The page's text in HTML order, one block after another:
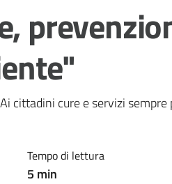
cittadini cure e servizi
Tempo di lettura
5 min